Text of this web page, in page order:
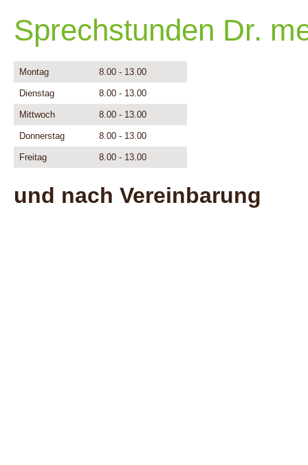
Sprechstunden Dr.
Montag 8.00 - 13.00
Dienstag 8.00 - 13.00
Mittwoch 8.00 - 13.00
Donnerstag 8.00 - 13.00
Freitag 8.00 - 13.00
und nach Vereinbarung